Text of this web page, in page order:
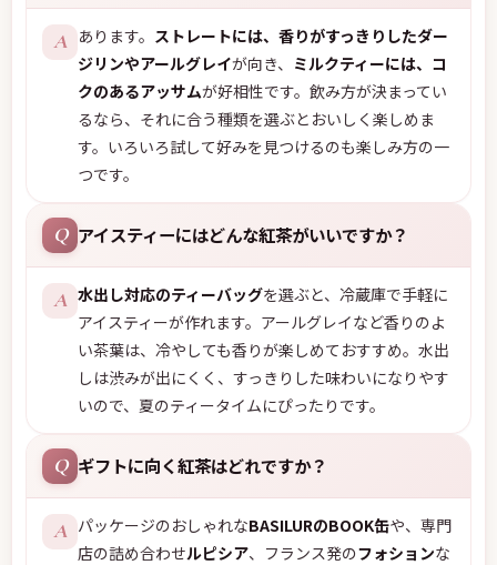
A あります。 ストレートには、香りがすっきりしたダー
ジリンやアールグレイが向き、 ミルクティーには、コ
クのあるアッサムが好相性です。飲み方が決まってい
るなら、それに合う種類を選ぶとおいしく楽しめま
す。いろいろ試して好みを見つけるのも楽しみ方の一
つです。
Q アイスティーにはどんな紅茶がいいですか？
A 水出し対応のティーバッグを選ぶと、冷蔵庫で手軽に
アイスティーが作れます。アールグレイなど香りのよ
い茶葉は、冷やしても香りが楽しめておすすめ。水出
しは渋みが出にくく、すっきりした味わいになりやす
いので、夏のティータイムにぴったりです。
Q ギフトに向く紅茶はどれですか？
A パッケージのおしゃれなBASILURのBOOK缶や、専門
店の詰め合わせルピシア、フランス発のフォションな